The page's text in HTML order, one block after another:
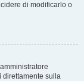
di modificarlo o
direttamente sulla